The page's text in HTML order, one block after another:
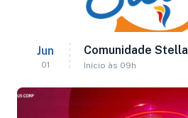
Jun
01
Comunidade Stella
Início às 09h